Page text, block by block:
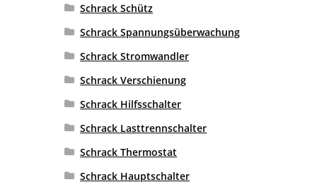
Schrack Schütz
Schrack Spannungsüberwachung
Schrack Stromwandler
Schrack Verschienung
Schrack Hilfsschalter
Schrack Lasttrennschalter
Schrack Thermostat
Schrack Hauptschalter